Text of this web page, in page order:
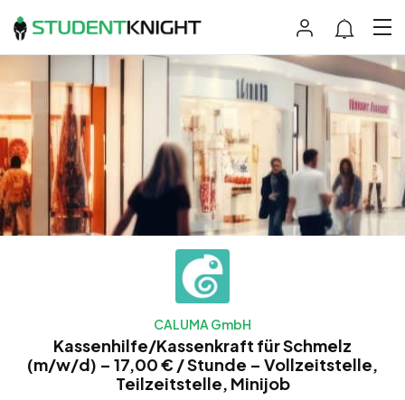
CALUMA GmbH
Kassenhilfe/Kassenkraft für Schmelz
(m/w/d) – 17,00 € / Stunde – Vollzeitstelle,
Teilzeitstelle, Minijob